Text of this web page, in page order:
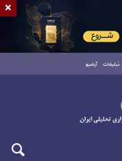
تبلیغات آرشیو
×